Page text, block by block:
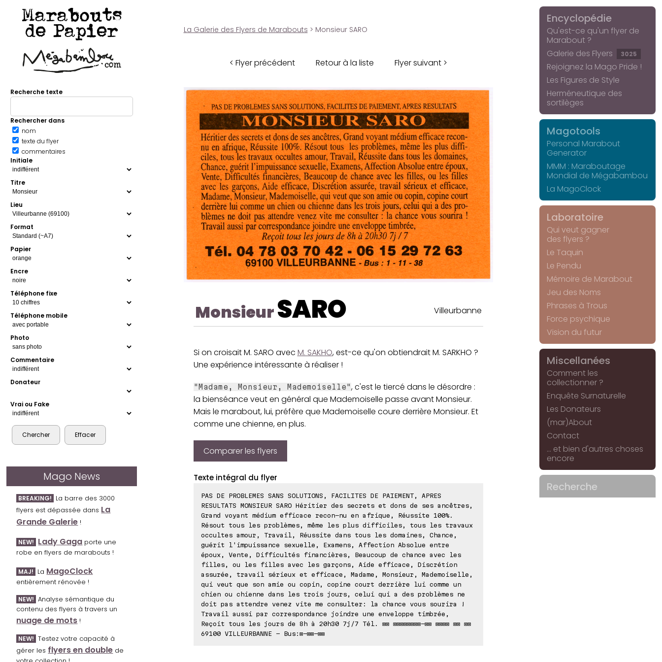
Marabouts
de Papier
Recherche texte
Rechercher dans
nom
texte du flyer
commentaires
Initiale
Titre
Lieu
Format
Papier
Encre
Téléphone fixe
Téléphone mobile
Photo
Commentaire
Donateur
Vrai ou Fake
Mago News
BREAKING! La barre des 3000
flyers est dépassée dans La
Grande Galerie !
NEW! Lady Gaga porte une
robe en flyers de marabouts !
MAJ! La MagoClock
entièrement rénovée !
NEW! Analyse sémantique du
contenu des flyers à travers un
nuage de mots !
NEW! Testez votre capacité à
gérer les flyers en double de
La Galerie des Flyers de Marabouts > Monsieur SARO
< Flyer précédent Retour à la liste Flyer suivant >
MonsieurSARO Villeurbanne
Si on croisait M. SARO avec M. SAKHO, est-ce qu'on obtiendrait M. SARKHO ?
Une expérience intéressante à réaliser !
"Madame, Monsieur, Mademoiselle", c'est le tiercé dans le désordre :
la bienséance veut en général que Mademoiselle passe avant Monsieur.
Mais le marabout, lui, préfère que Mademoiselle coure derrière Monsieur. Et
comme une chienne, en plus.
Comparer les flyers
Texte intégral du flyer
PAS DE PROBLEMES SANS SOLUTIONS, FACILITES DE PAIEMENT, APRES
RESULTATS MONSIEUR SARO Héritier des secrets et dons de ses ancêtres,
Grand voyant médium efficace recon-nu en afrique, Réussite 100%.
Résout tous les problèmes, même les plus difficiles, tous les travaux
occultes amour, Travail, Réussite dans tous les domaines, Chance,
guérit l'impuissance sexuelle, Examens, Affection Absolue entre
époux, Vente, Difficultés financières, Beaucoup de chance avec les
filles, ou les filles avec les garçons, Aide efficace, Discrétion
assurée, travail sérieux et efficace, Madame, Monsieur, Mademoiselle,
qui veut que son amie ou copin, copine court derrière lui comme un
chien ou chienne dans les trois jours, celui qui a des problèmes ne
doit pas attendre venez vite me consulter: la chance vous sourira !
Travail aussi par correspondance joindre une enveloppe timbrée,
Reçoit tous les jours de 8h à 20h30 7j/7 Tél. ⊠⊠ ⊠⊠⊠⊠⊠⊠⊠⊠-⊠⊠ ⊠⊠⊠⊠ ⊠⊠ ⊠⊠
69100 VILLEURBANNE - Bus:⊠-⊠⊠-⊠⊠
Encyclopédie
Qu'est-ce qu'un flyer de
Marabout ?
Galerie des Flyers
3025
Rejoignez la Mago Pride !
Les Figures de Style
Herméneutique des
sortilèges
Magotools
Personal Marabout
Generator
MMM : Maraboutage
Mondial de Mégabambou
La MagoClock
Laboratoire
Qui veut gagner
des flyers ?
Le Taquin
Le Pendu
Mémoire de Marabout
Jeu des Noms
Phrases à Trous
Force psychique
Vision du futur
Miscellanées
Comment les
collectionner ?
Enquête Surnaturelle
Les Donateurs
(mar)About
Contact
... et bien d'autres choses
encore
Recherche